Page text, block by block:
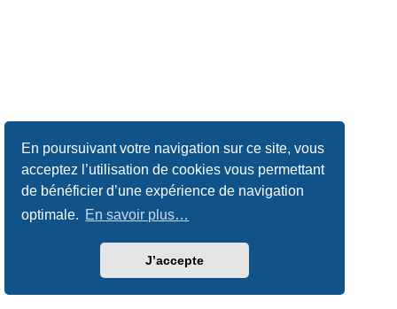
En poursuivant votre navigation sur ce site, vous
acceptez l’utilisation de cookies vous permettant
de bénéficier d’une expérience de navigation
optimale. En savoir plus…
J’accepte